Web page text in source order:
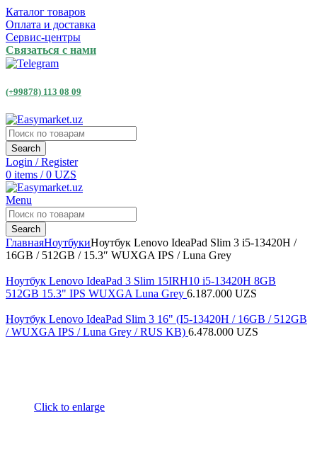
Каталог товаров
Оплата и доставка
Сервис-центры
Связаться с нами
(+99878) 113 08 09
Search
Login / Register
0 items / 0 UZS
Menu
Search
ГлавнаяНоутбукиНоутбук Lenovo IdeaPad Slim 3 i5-13420H /
16GB / 512GB / 15.3″ WUXGA IPS / Luna Grey
Ноутбук Lenovo IdeaPad 3 Slim 15IRH10 i5-13420H 8GB
512GB 15.3" IPS WUXGA Luna Grey 6.187.000 UZS
Ноутбук Lenovo IdeaPad Slim 3 16" (I5-13420H / 16GB / 512GB
/ WUXGA IPS / Luna Grey / RUS KB) 6.478.000 UZS
Click to enlarge